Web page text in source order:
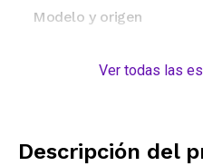
Modelo y origen
Ver todas las
Descripción del